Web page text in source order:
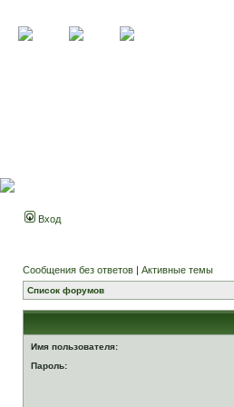
Вход
Сообщения без ответов | Активные темы
Список форумов
Имя пользователя:
Пароль: